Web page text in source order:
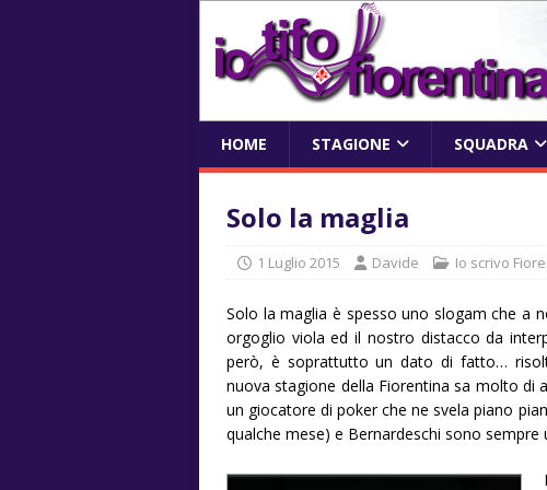
HOME STAGIONE SQUADRA
Solo la maglia
1 Luglio 2015 Davide Io scrivo
Solo la maglia è spesso uno slogam che a
orgoglio viola ed il nostro distacco da
però, è soprattutto un dato di fatto…
nuova stagione della Fiorentina sa molto di
un giocatore di poker che ne svela piano
qualche mese) e Bernardeschi sono